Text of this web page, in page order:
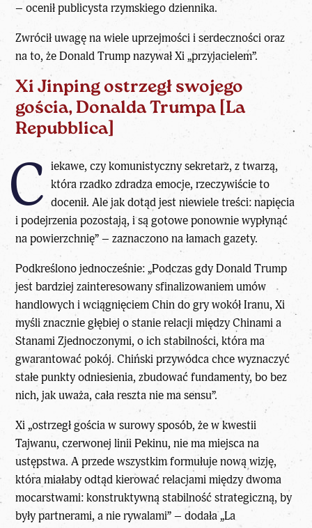
– ocenił publicysta rzymskiego dziennika.
Zwrócił uwagę na wiele uprzejmości i serdeczności oraz
na to, że Donald Trump nazywał Xi „przyjacielem”.
Xi Jinping ostrzegł swojego
gościa, Donalda Trumpa [La
Repubblica]
C iekawe, czy komunistyczny sekretarz, z twarzą,
która rzadko zdradza emocje, rzeczywiście to
docenił. Ale jak dotąd jest niewiele treści: napięcia
i podejrzenia pozostają, i są gotowe ponownie wypłynąć
na powierzchnię” – zaznaczono na łamach gazety.
Podkreślono jednocześnie: „Podczas gdy Donald Trump
jest bardziej zainteresowany sfinalizowaniem umów
handlowych i wciągnięciem Chin do gry wokół Iranu, Xi
myśli znacznie głębiej o stanie relacji między Chinami a
Stanami Zjednoczonymi, o ich stabilności, która ma
gwarantować pokój. Chiński przywódca chce wyznaczyć
stałe punkty odniesienia, zbudować fundamenty, bo bez
nich, jak uważa, cała reszta nie ma sensu”.
Xi „ostrzegł gościa w surowy sposób, że w kwestii
Tajwanu, czerwonej linii Pekinu, nie ma miejsca na
ustępstwa. A przede wszystkim formułuje nową wizję,
która miałaby odtąd kierować relacjami między dwoma
mocarstwami: konstruktywną stabilność strategiczną, by
były partnerami, a nie rywalami” – dodała „La